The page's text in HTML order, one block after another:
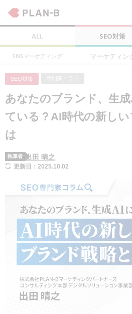
ALL SEO対策
SNSマーケティング マーケティン
SEO対策
あなたのブランド、生
ている？AI時代の新し
は
執筆者 出田 晴之
更新日：2025.10.02